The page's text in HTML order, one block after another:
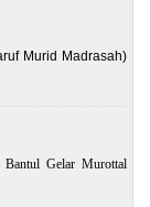
Murid Madrasah)
Gelar Murottal